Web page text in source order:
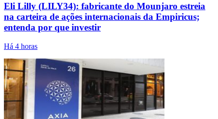
Eli Lilly (LILY34): fabricante do Mounjaro estreia
na carteira de ações internacionais da Empiricus;
entenda por que investir
Há 4 horas